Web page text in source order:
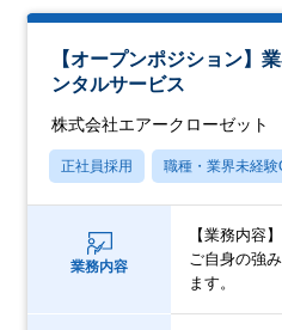
【オープンポジション】
ンタルサービス
株式会社エアークローゼット
正社員採用 職種・業界未経験
業務内容
【業務内容】
ご自身の強
ます。